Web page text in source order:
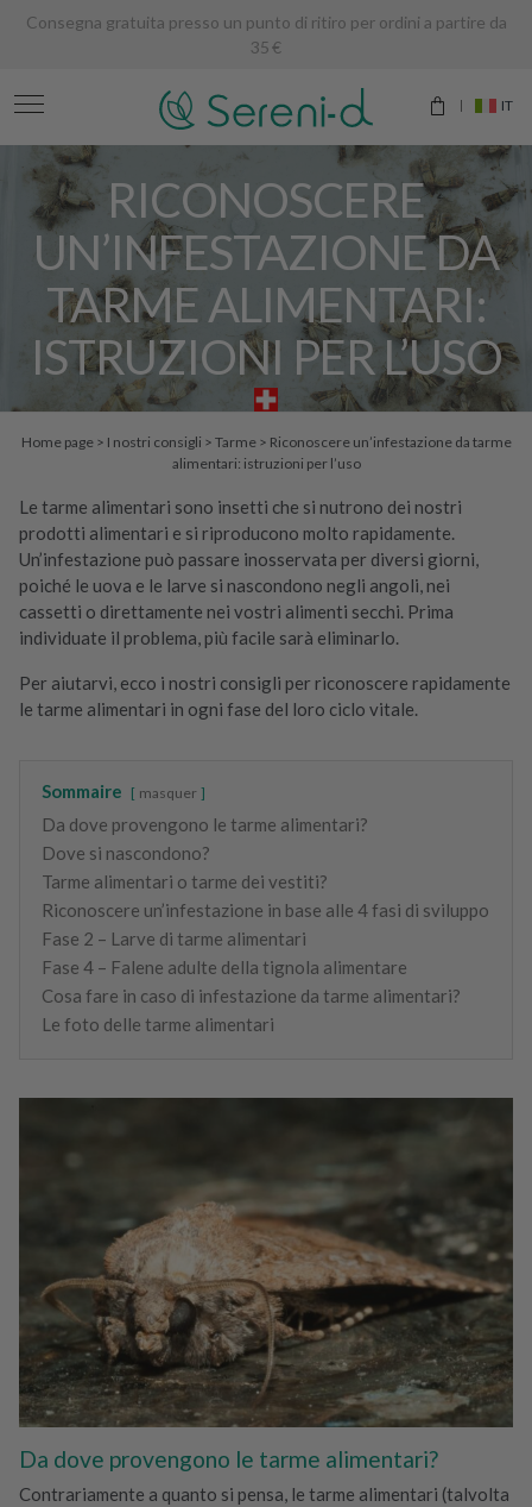
Consegna gratuita presso un punto di ritiro per ordini a partire da
35 €
IT
RICONOSCERE
UN’INFESTAZIONE DA
TARME ALIMENTARI:
ISTRUZIONI PER L’USO
Home page> I nostri consigli > Tarme> Riconoscere un’infestazione da tarme
alimentari: istruzioni per l’uso
Le tarme alimentari sono insetti che si nutrono dei nostri
prodotti alimentari e si riproducono molto rapidamente.
Un’infestazione può passare inosservata per diversi giorni,
poiché le uova e le larve si nascondono negli angoli, nei
cassetti o direttamente nei vostri alimenti secchi. Prima
individuate il problema, più facile sarà eliminarlo.
Per aiutarvi, ecco i nostri consigli per riconoscere rapidamente
le tarme alimentari in ogni fase del loro ciclo vitale.
Sommaire masquer
Da dove provengono le tarme alimentari?
Dove si nascondono?
Tarme alimentari o tarme dei vestiti?
Riconoscere un’infestazione in base alle 4 fasi di sviluppo
Fase 2 – Larve di tarme alimentari
Fase 4 – Falene adulte della tignola alimentare
Cosa fare in caso di infestazione da tarme alimentari?
Le foto delle tarme alimentari
Da dove provengono le tarme alimentari?
Contrariamente a quanto si pensa, le tarme alimentari (talvolta